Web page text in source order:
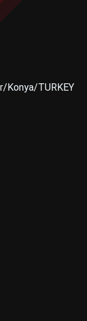
Konya/TURKEY